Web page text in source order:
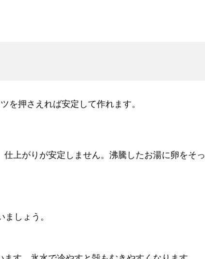
を押さえれば安定して作れます。
上がりが安定しません。沸騰したお湯に卵をそっ
しょう。